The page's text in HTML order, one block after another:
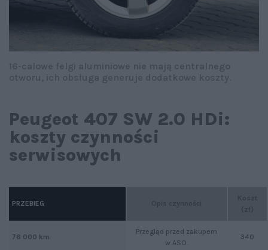
Peugeot 407 SW 2.0 HDi:
koszty czynności
serwisowych
Przegląd przed zakupem
w ASO.
340
PRZEBIEG
76 000 km